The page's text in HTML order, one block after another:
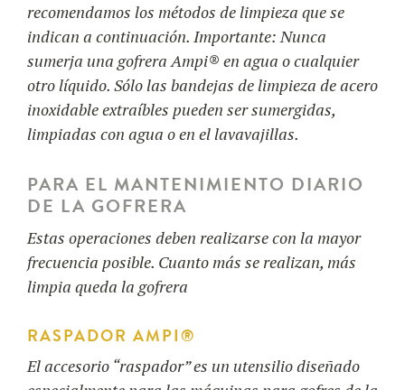
recomendamos los métodos de limpieza que se
indican a continuación. Importante:Nunca
sumerja una gofrera Ampi® en agua o cualquier
otro líquido. Sólo las bandejas de limpieza de acero
inoxidable extraíbles pueden ser sumergidas,
limpiadas con agua o en el lavavajillas.
PARA EL MANTENIMIENTO DIARIO
DE LA GOFRERA
Estas operaciones deben realizarse con la mayor
frecuencia posible. Cuanto más se realizan, más
limpia queda la gofrera
RASPADOR AMPI®
El accesorio “raspador” es un utensilio diseñado